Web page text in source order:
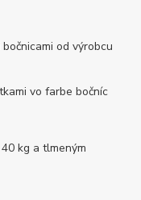
od výrobcu
vo farbe bočníc
kg a tlmeným